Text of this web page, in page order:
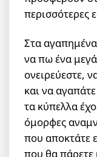
περισσότερες
Στα
να πω ένα
ονειρεύεστε,
και να
τα κύπελλα
όμορφες
που αποκτάτε
που θα πάρετε